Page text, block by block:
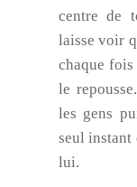
centre de
laisse voir
chaque
le
les gens
seul instant
lui.